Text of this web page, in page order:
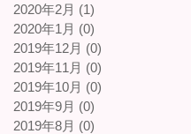
2020年2月 (1)
2020年1月 (0)
2019年12月 (0)
2019年11月 (0)
2019年10月 (0)
2019年9月 (0)
2019年8月 (0)